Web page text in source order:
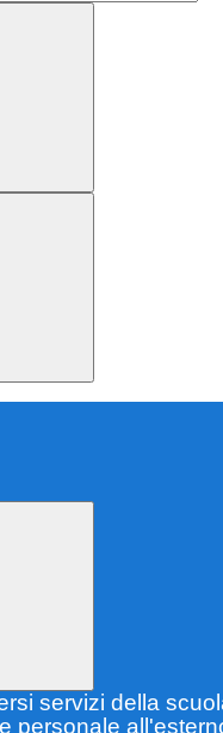
servizi della
personale